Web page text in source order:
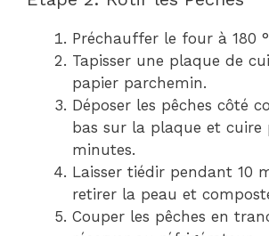
Préchauffer le four à 180
Tapisser une plaque de
papier parchemin.
Déposer les pêches côté
bas sur la plaque et cuire
minutes.
Laisser tiédir pendant 10
retirer la peau et
Couper les pêches en